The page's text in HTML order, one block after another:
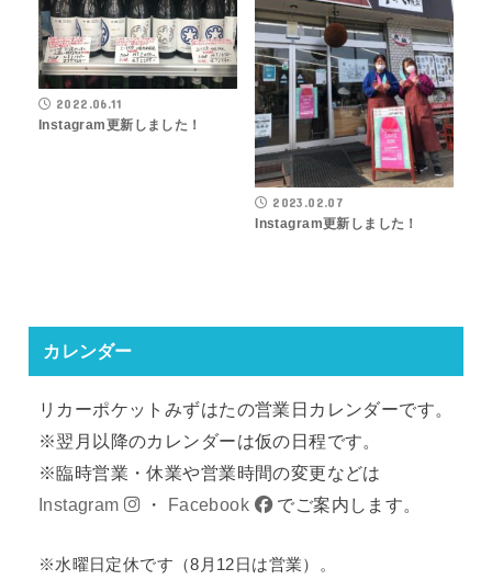
2022.06.11
Instagram更新しました！
2023.02.07
Instagram更新しました！
カレンダー
リカーポケットみずはたの営業日カレンダーです。
※翌月以降のカレンダーは仮の日程です。
※臨時営業・休業や営業時間の変更などは
Instagram
・ Facebook でご案内します。
※水曜日定休です（8月12日は営業）。